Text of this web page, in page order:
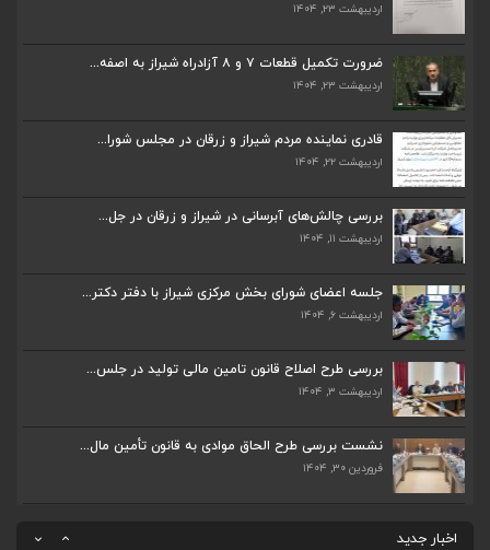
اردیبهشت ۲۳, ۱۴۰۴
ضرورت تکمیل قطعات ۷ و ۸ آزادراه شیراز به اصفه...
اردیبهشت ۲۳, ۱۴۰۴
قادری نماینده مردم شیراز و زرقان در مجلس شورا...
اردیبهشت ۲۲, ۱۴۰۴
بررسی چالش‌های آبرسانی در شیراز و زرقان در جل...
اردیبهشت ۱۱, ۱۴۰۴
جلسه اعضای شورای بخش مرکزی شیراز با دفتر دکتر...
اردیبهشت ۶, ۱۴۰۴
بررسی طرح اصلاح قانون تامین مالی تولید در جلس...
اردیبهشت ۳, ۱۴۰۴
نشست بررسی طرح الحاق موادی به قانون تأمین مال...
فروردین ۳۰, ۱۴۰۴
اخبار جدید
ضرورت تکمیل قطعات ۷ و ۸ آزادراه شیراز به اصفه...
قادری نماینده مردم شیراز و زرقان در مجلس شورا...
بررسی چالش‌های آبرسانی در شیراز و زرقان در جل...
جلسه اعضای شورای بخش مرکزی شیراز با دفتر دکتر...
اردیبهشت ۶, ۱۴۰۴
پیگیری دکتر قادری و سایر نمایندگان شیراز ارتق...
اردیبهشت ۲۳, ۱۴۰۴